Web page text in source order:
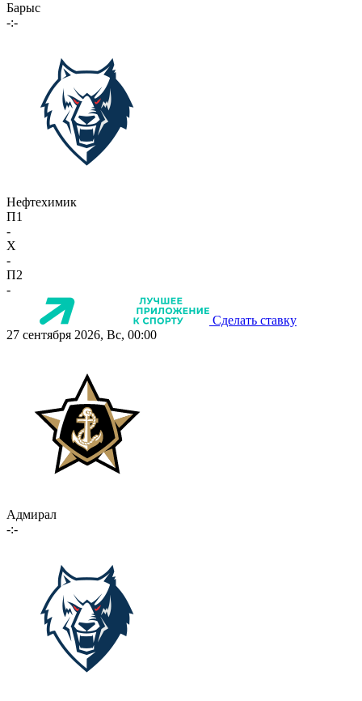
Барыс
-:-
Нефтехимик
П1
-
X
-
П2
-
Сделать ставку
27 сентября 2026, Вс, 00:00
Адмирал
-:-